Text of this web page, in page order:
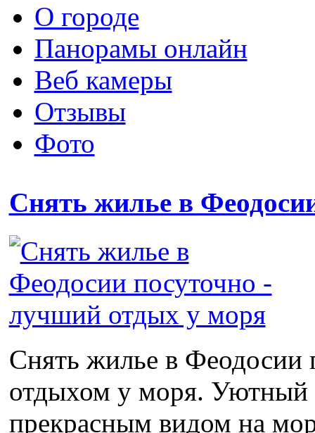
О городе
Панорамы онлайн
Веб камеры
Отзывы
Фото
Снять жилье в
Снять жилье в Феодосии
отдыхом у моря. Уютный
прекрасным видом на